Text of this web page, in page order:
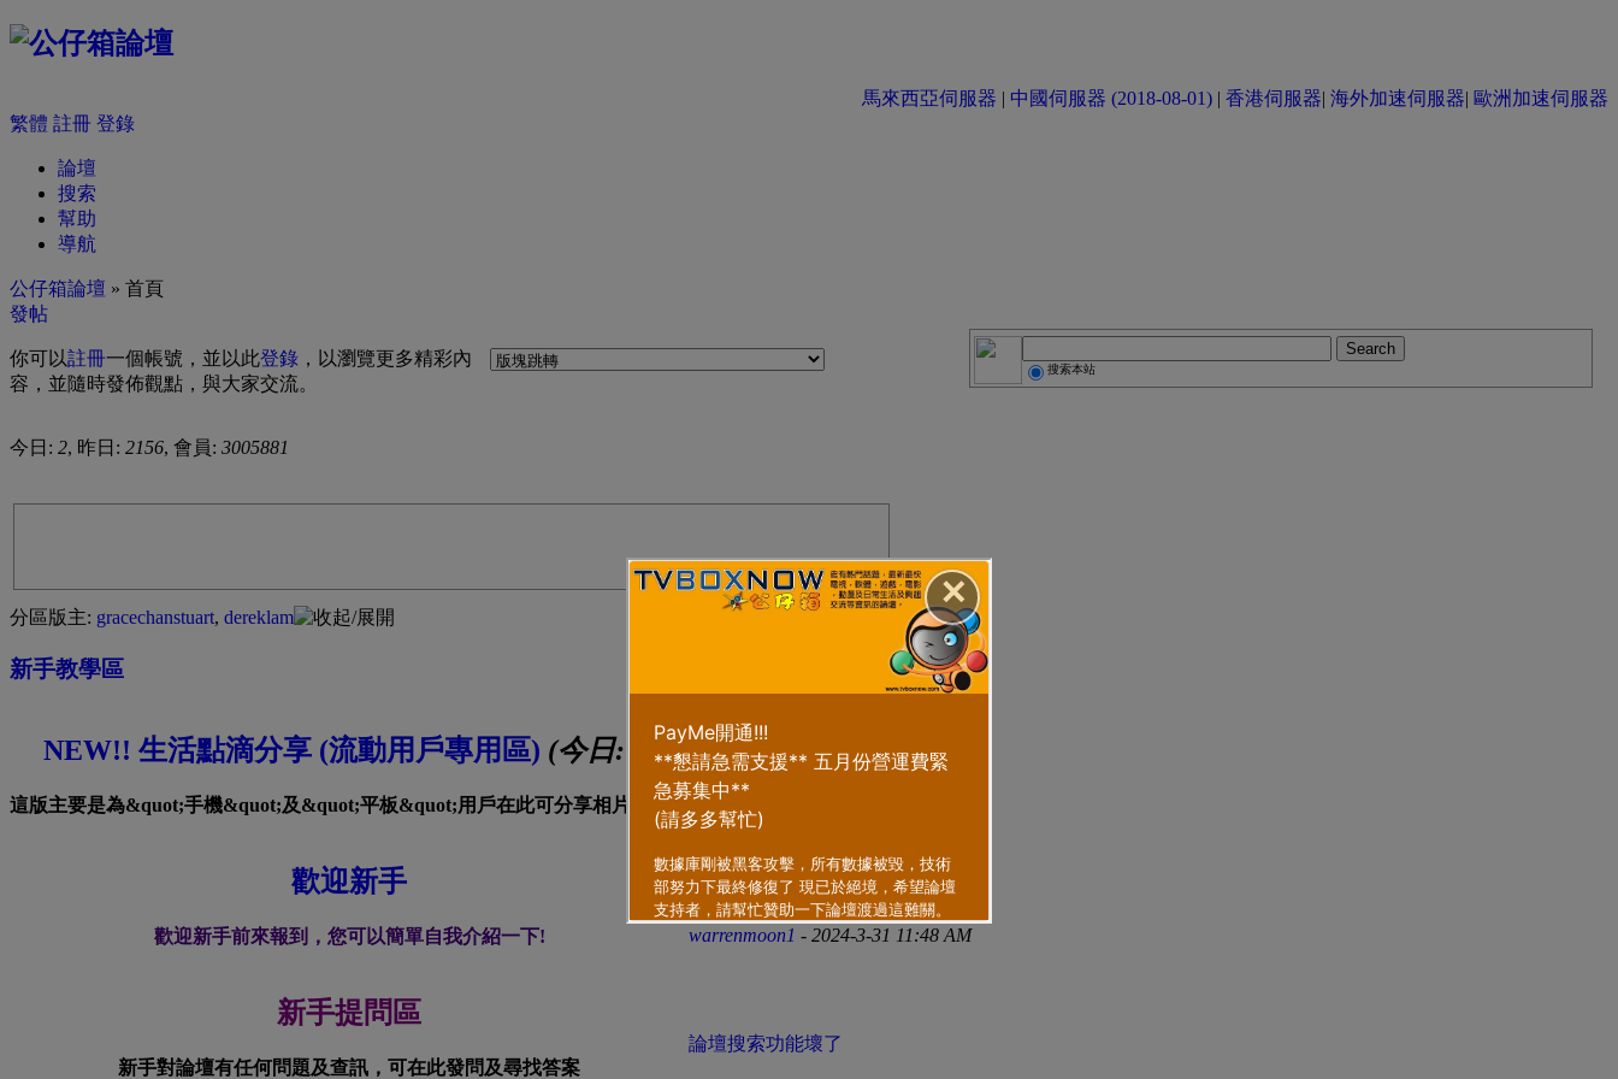
✕
馬來西亞伺服器 | 中國伺服器 (2018-08-01) | 香港伺服器| 海外加速伺服器| 歐洲加速伺服器
繁體 註冊 登錄
論壇
搜索
幫助
導航
公仔箱論壇 » 首頁
發帖
你可以註冊一個帳號，並以此登錄 ，以瀏覽更多精彩內
容，並隨時發佈觀點，與大家交流。
搜索本站
今日: 2, 昨日: 2156, 會員: 3005881
分區版主: gracechanstuart, dereklam
新手教學區
NEW!! 生活點滴分享 (流動用戶專用區) (今日: )
這版主要是為&quot;手機&quot;及&quot;平板&quot;用戶在此可分享相片及留言
里面有没有香港和台湾的狼友 ...
Marcusbiz
歡迎新手
歡迎新手前來報到，您可以簡單自我介紹一下!
新手报到
warrenmoon1 - 2024-3-31 11:48 AM
新手提問區
新手對論壇有任何問題及查訊，可在此發問及尋找答案
論壇搜索功能壞了